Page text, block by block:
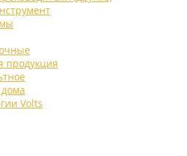
продукция
Volts